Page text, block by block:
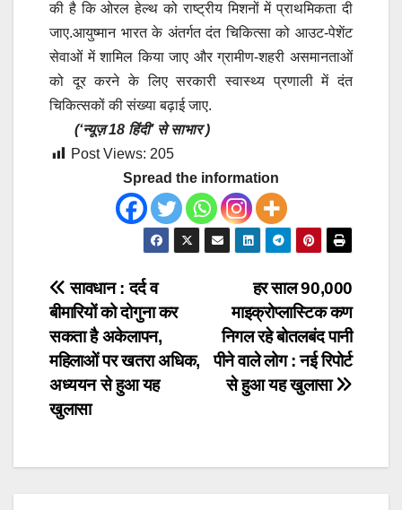
की है कि ओरल हेल्थ को राष्ट्रीय मिशनों में प्राथमिकता दी
जाए.आयुष्मान भारत के अंतर्गत दंत चिकित्सा को आउट-पेशेंट
सेवाओं में शामिल किया जाए और ग्रामीण-शहरी असमानताओं
को दूर करने के लिए सरकारी स्वास्थ्य प्रणाली में दंत
चिकित्सकों की संख्या बढ़ाई जाए.
(‘न्यूज़ 18 हिंदी’ से साभार )
Post Views: 205
Spread the information
Post
navigation
हर साल 90,000
माइक्रोप्लास्टिक कण
निगल रहे बोतलबंद पानी
पीने वाले लोग : नई रिपोर्ट
से हुआ यह खुलासा
सावधान : दर्द व
बीमारियों को दोगुना कर
सकता है अकेलापन,
महिलाओं पर खतरा अधिक,
अध्ययन से हुआ यह
खुलासा